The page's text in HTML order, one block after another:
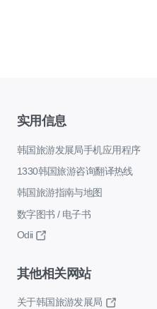
实用信息
韩国旅游发展局手机应用程序
1330韩国旅游咨询翻译热线
韩国旅游指南与地图
数字图书 / 电子书
Odii
其他相关网站
关于韩国旅游发展局